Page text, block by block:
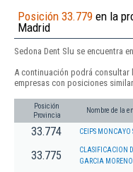
Posición 33.779 en la
Madrid
Sedona Dent Slu se encuentra
A continuación podrá consultar
empresas con posiciones
Posición
Provincia
Nombre de la
33.774 CEIPS MONCAYO
33.775
CLASIFICACION
GARCIA MORENO